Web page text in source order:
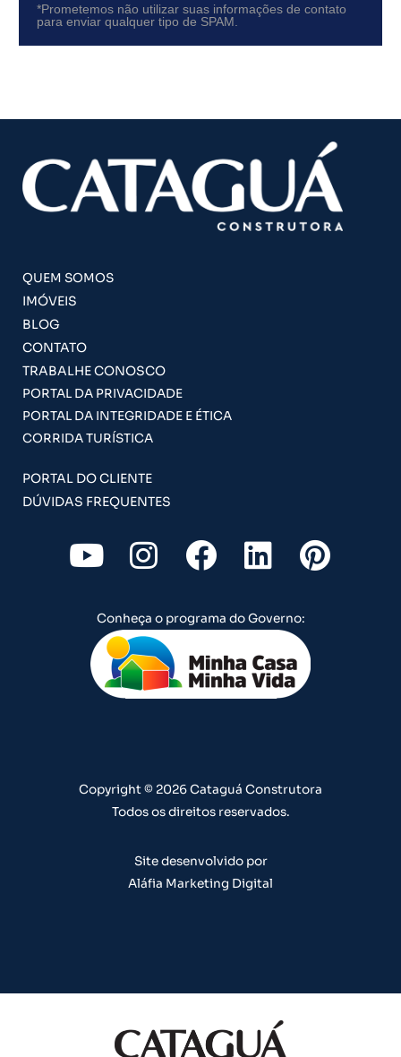
*Prometemos não utilizar suas informações de contato
para enviar qualquer tipo de SPAM.
QUEM SOMOS
IMÓVEIS
BLOG
CONTATO
TRABALHE CONOSCO
PORTAL DA PRIVACIDADE
PORTAL DA INTEGRIDADE E ÉTICA
CORRIDA TURÍSTICA
PORTAL DO CLIENTE
DÚVIDAS FREQUENTES
Y
o
u
t
u
b
I
n
s
t
a
g
m
F
a
c
e
b
o
L
i
n
k
e
d
P
i
t
Conheça o programa do Governo:
Copyright © 2026 Cataguá Construtora
Todos os direitos reservados.
Site desenvolvido por
Aláfia Marketing Digital